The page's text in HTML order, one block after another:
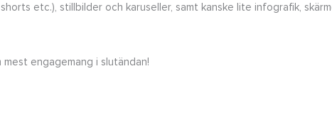
etc.), stillbilder och karuseller, samt kanske lite infografik,
engagemang i slutändan!